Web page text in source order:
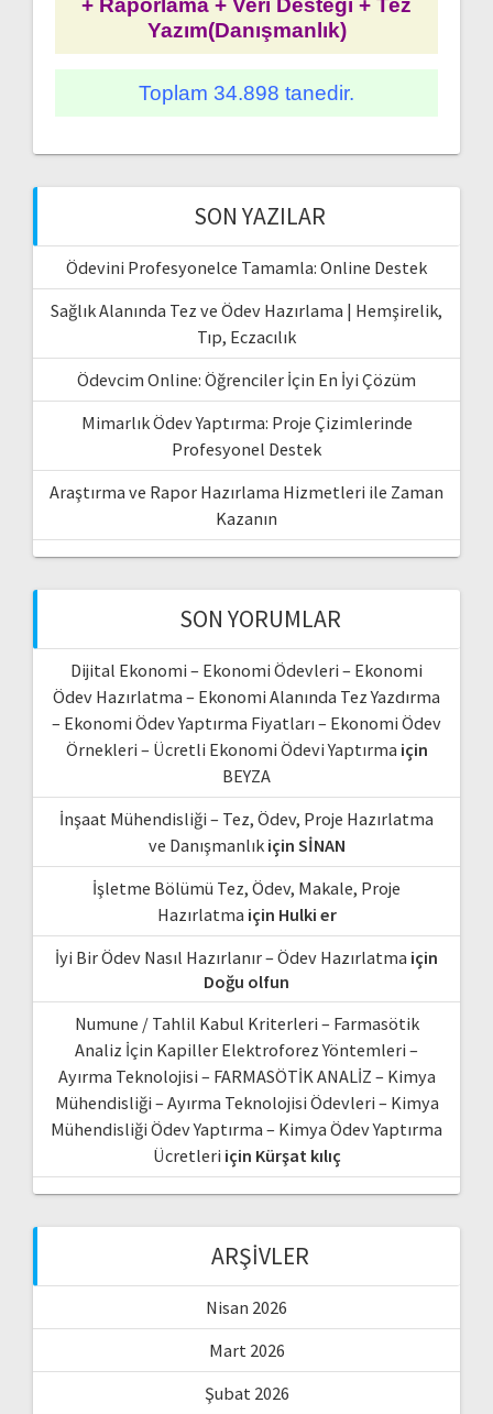
Yazım(Danışmanlık)
Toplam 34.898 tanedir.
SON YAZILAR
Ödevini Profesyonelce Tamamla: Online Destek
Sağlık Alanında Tez ve Ödev Hazırlama | Hemşirelik,
Tıp, Eczacılık
Ödevcim Online: Öğrenciler İçin En İyi Çözüm
Mimarlık Ödev Yaptırma: Proje Çizimlerinde
Profesyonel Destek
Araştırma ve Rapor Hazırlama Hizmetleri ile Zaman
Kazanın
SON YORUMLAR
Dijital Ekonomi – Ekonomi Ödevleri – Ekonomi
Ödev Hazırlatma – Ekonomi Alanında Tez Yazdırma
– Ekonomi Ödev Yaptırma Fiyatları – Ekonomi Ödev
Örnekleri – Ücretli Ekonomi Ödevi Yaptırma için
BEYZA
İnşaat Mühendisliği – Tez, Ödev, Proje Hazırlatma
ve Danışmanlıkiçin SİNAN
İşletme Bölümü Tez, Ödev, Makale, Proje
Hazırlatma için Hulki er
İyi Bir Ödev Nasıl Hazırlanır – Ödev Hazırlatma için
Doğu olfun
Numune / Tahlil Kabul Kriterleri – Farmasötik
Analiz İçin Kapiller Elektroforez Yöntemleri –
Ayırma Teknolojisi – FARMASÖTİK ANALİZ – Kimya
Mühendisliği – Ayırma Teknolojisi Ödevleri – Kimya
Mühendisliği Ödev Yaptırma – Kimya Ödev Yaptırma
Ücretleri için Kürşat kılıç
ARŞIVLER
Nisan 2026
Mart 2026
Şubat 2026